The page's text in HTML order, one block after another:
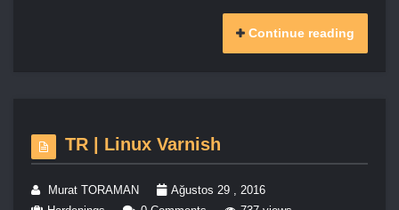
Continue reading
TR | Linux Varnish
Murat TORAMAN
Ağustos 29 , 2016